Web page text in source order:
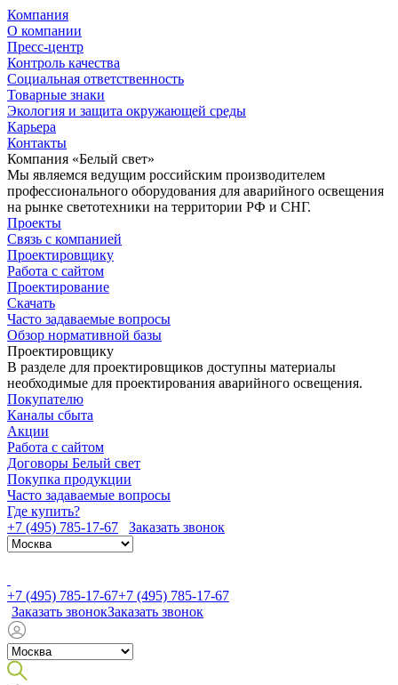
Компания
О компании
Пресс-центр
Контроль качества
Социальная ответственность
Товарные знаки
Экология и защита окружающей среды
Карьера
Контакты
Компания «Белый свет»
Мы являемся ведущим российским производителем
профессионального оборудования для аварийного освещения
на рынке светотехники на территории РФ и СНГ.
Проекты
Связь с компанией
Проектировщику
Работа с сайтом
Проектирование
Скачать
Часто задаваемые вопросы
Обзор нормативной базы
Проектировщику
В разделе для проектировщиков доступны материалы
необходимые для проектирования аварийного освещения.
Покупателю
Каналы сбыта
Акции
Работа с сайтом
Договоры Белый свет
Покупка продукции
Часто задаваемые вопросы
Где купить?
+7 (495) 785-17-67
Заказать звонок
+7 (495) 785-17-67+7 (495) 785-17-67
Заказать звонокЗаказать звонок